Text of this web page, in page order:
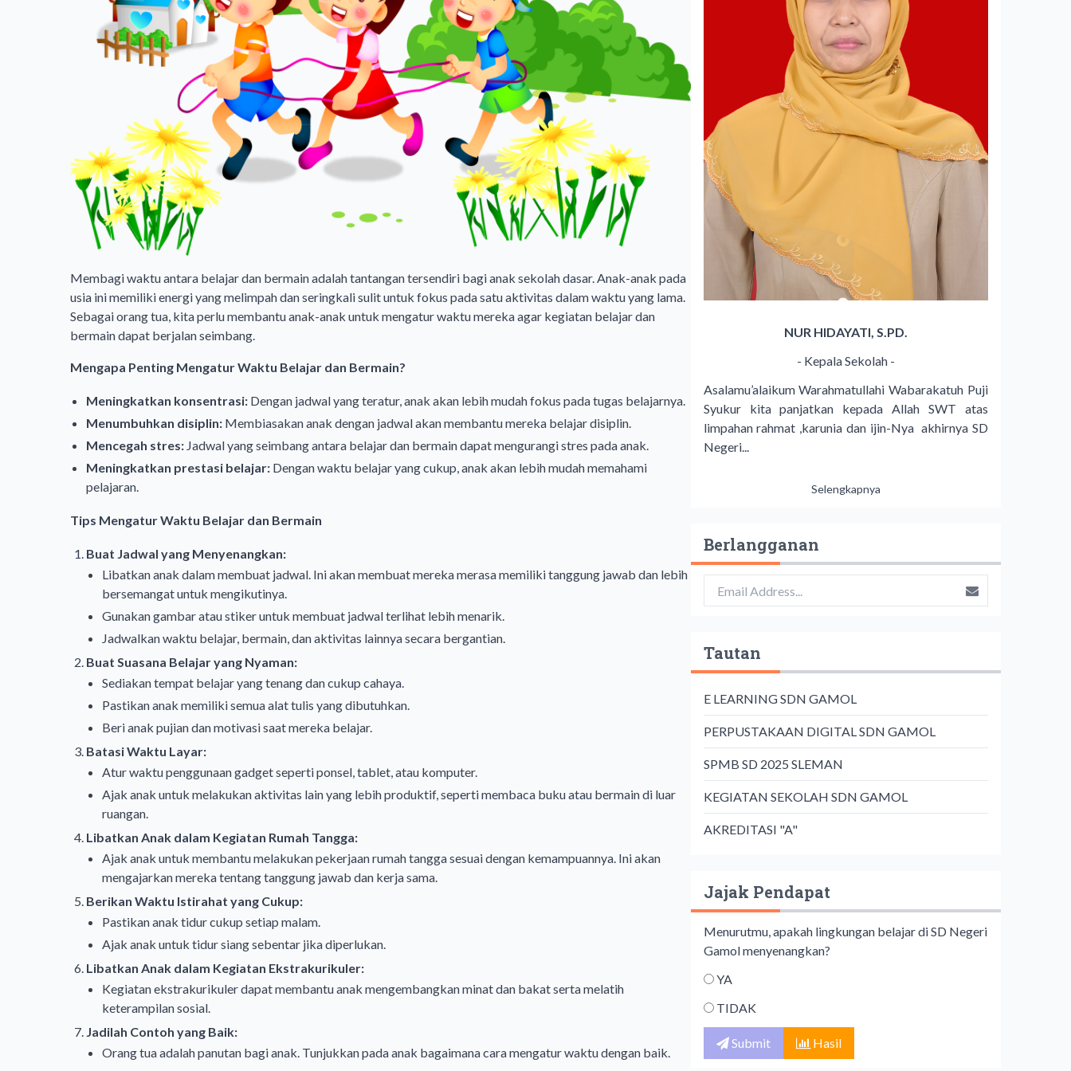
Membagi waktu antara belajar dan bermain adalah tantangan tersendiri bagi anak sekolah dasar. Anak-anak pada
usia ini memiliki energi yang melimpah dan seringkali sulit untuk fokus pada satu aktivitas dalam waktu yang lama.
Sebagai orang tua, kita perlu membantu anak-anak untuk mengatur waktu mereka agar kegiatan belajar dan
bermain dapat berjalan seimbang.
Mengapa Penting Mengatur Waktu Belajar dan Bermain?
Meningkatkan konsentrasi: Dengan jadwal yang teratur, anak akan lebih mudah fokus pada tugas belajarnya.
Menumbuhkan disiplin: Membiasakan anak dengan jadwal akan membantu mereka belajar disiplin.
Mencegah stres: Jadwal yang seimbang antara belajar dan bermain dapat mengurangi stres pada anak.
Meningkatkan prestasi belajar: Dengan waktu belajar yang cukup, anak akan lebih mudah memahami
pelajaran.
Tips Mengatur Waktu Belajar dan Bermain
Buat Jadwal yang Menyenangkan:
Libatkan anak dalam membuat jadwal. Ini akan membuat mereka merasa memiliki tanggung jawab dan lebih
bersemangat untuk mengikutinya.
Gunakan gambar atau stiker untuk membuat jadwal terlihat lebih menarik.
Jadwalkan waktu belajar, bermain, dan aktivitas lainnya secara bergantian.
Buat Suasana Belajar yang Nyaman:
Sediakan tempat belajar yang tenang dan cukup cahaya.
Pastikan anak memiliki semua alat tulis yang dibutuhkan.
Beri anak pujian dan motivasi saat mereka belajar.
Batasi Waktu Layar:
Atur waktu penggunaan gadget seperti ponsel, tablet, atau komputer.
Ajak anak untuk melakukan aktivitas lain yang lebih produktif, seperti membaca buku atau bermain di luar
ruangan.
Libatkan Anak dalam Kegiatan Rumah Tangga:
Ajak anak untuk membantu melakukan pekerjaan rumah tangga sesuai dengan kemampuannya. Ini akan
mengajarkan mereka tentang tanggung jawab dan kerja sama.
Berikan Waktu Istirahat yang Cukup:
Pastikan anak tidur cukup setiap malam.
Ajak anak untuk tidur siang sebentar jika diperlukan.
Libatkan Anak dalam Kegiatan Ekstrakurikuler:
Kegiatan ekstrakurikuler dapat membantu anak mengembangkan minat dan bakat serta melatih
keterampilan sosial.
Jadilah Contoh yang Baik:
Orang tua adalah panutan bagi anak. Tunjukkan pada anak bagaimana cara mengatur waktu dengan baik.
NUR HIDAYATI, S.PD.
- Kepala Sekolah -
Asalamu’alaikum Warahmatullahi Wabarakatuh Puji
Syukur kita panjatkan kepada Allah SWT atas
limpahan rahmat ,karunia dan ijin-Nya akhirnya SD
Negeri...
Selengkapnya
Berlangganan
Tautan
E LEARNING SDN GAMOL
PERPUSTAKAAN DIGITAL SDN GAMOL
SPMB SD 2025 SLEMAN
KEGIATAN SEKOLAH SDN GAMOL
AKREDITASI "A"
Jajak Pendapat
Menurutmu, apakah lingkungan belajar di SD Negeri
Gamol menyenangkan?
YA
TIDAK
Submit Hasil